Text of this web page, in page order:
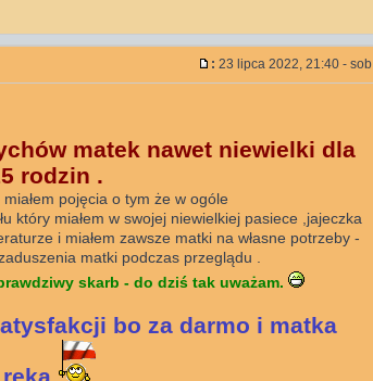
: 23 lipca 2022, 21:40 - sob
matek nawet niewielki dla
rodzin .
pojęcia o tym że w ogóle
który miałem w swojej niewielkiej pasiece ,jajeczka
i miałem zawsze matki na własne potrzeby -
matki podczas przeglądu .
skarb - do dziś tak uważam.
bo za darmo i matka